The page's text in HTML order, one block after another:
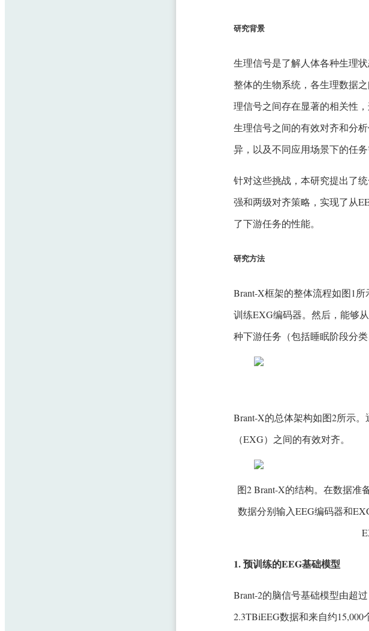
研究背景
生理信号是了解人体各种生理
整体的生物系统，各生理数据
理信号之间存在显著的相关性
生理信号之间的有效对齐和分
异，以及不同应用场景下的任务
针对这些挑战，本研究提出了
强和两级对齐策略，实现了从
了下游任务的性能。
研究方法
Brant-X框架的整体流程如图1
训练EXG编码器。然后，能够
种下游任务（包括睡眠阶段分
Brant-X的总体架构如图2所示
（EXG）之间的有效对齐。
图2 Brant-X的结构。在数据准
数据分别输入EEG编码器和
1. 预训练的EEG基础模型
Brant-2的脑信号基础模型由超
2.3TBiEEG数据和来自约